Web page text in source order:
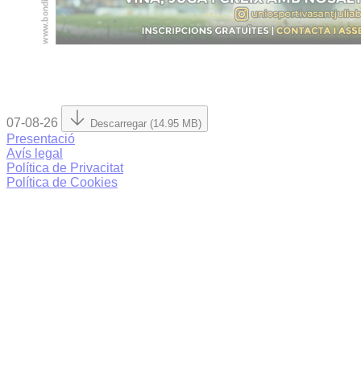
07-08-26 Descarregar (14.95 MB)
Presentació
Avís legal
Política de Privacitat
Política de Cookies